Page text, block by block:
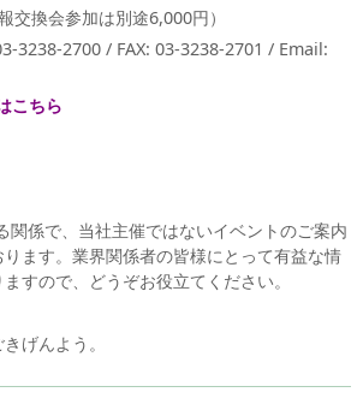
交換会参加は別途6,000円）
3238-2700 / FAX: 03-3238-2701 / Email:
こちら
関係で、当社主催ではないイベントのご案内
ます。業界関係者の皆様にとって有益な情
すので、どうぞお役立てください。
げんよう。